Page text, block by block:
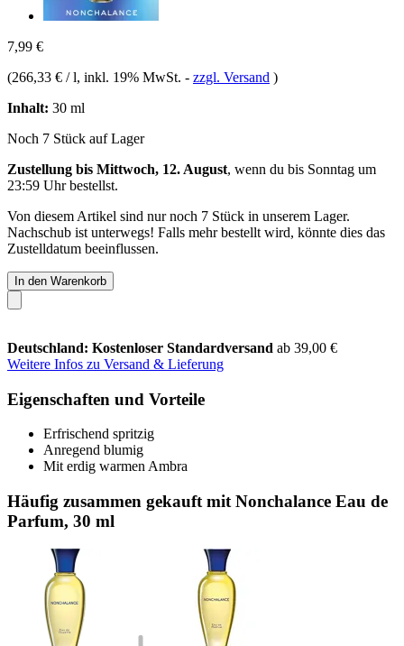
7,99 €
(266,33 € / l, inkl. 19% MwSt. - zzgl. Versand )
Inhalt: 30 ml
Noch 7 Stück auf Lager
Zustellung bis Mittwoch, 12. August, wenn du bis Sonntag um
23:59 Uhrbestellst.
Von diesem Artikel sind nur noch 7 Stück in unserem Lager.
Nachschub ist unterwegs! Falls mehr bestellt wird, könnte dies das
Zustelldatum beeinflussen.
In den Warenkorb
Deutschland: Kostenloser Standardversand ab 39,00 €
Weitere Infos zu Versand & Lieferung
Eigenschaften und Vorteile
Erfrischend spritzig
Anregend blumig
Mit erdig warmen Ambra
Häufig zusammen gekauft mit Nonchalance Eau de
Parfum, 30 ml